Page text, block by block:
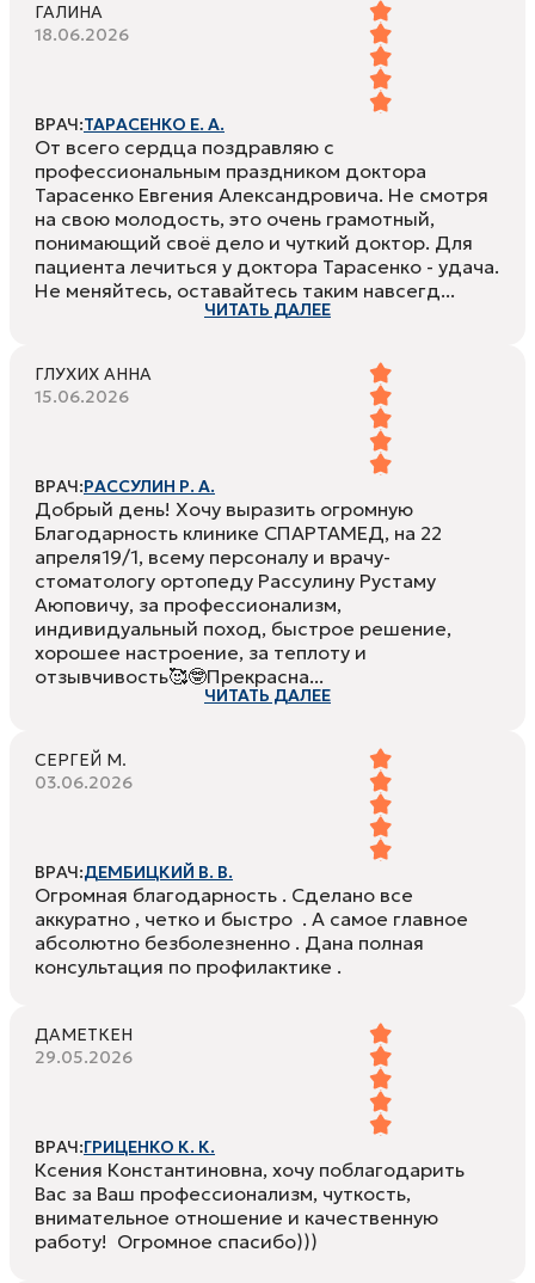
ГАЛИНА
18.06.2026
ВРАЧ:ТАРАСЕНКО Е. А.
От всего сердца поздравляю с
профессиональным праздником доктора
Тарасенко Евгения Александровича. Не смотря
на свою молодость, это очень грамотный,
понимающий своё дело и чуткий доктор. Для
пациента лечиться у доктора Тарасенко - удача.
Не меняйтесь, оставайтесь таким навсегд...
ЧИТАТЬ ДАЛЕЕ
ГЛУХИХ АННА
15.06.2026
ВРАЧ:РАССУЛИН Р. А.
Добрый день! Хочу выразить огромную
Благодарность клинике СПАРТАМЕД, на 22
апреля19/1, всему персоналу и врачу-
стоматологу ортопеду Рассулину Рустаму
Аюповичу, за профессионализм,
индивидуальный поход, быстрое решение,
хорошее настроение, за теплоту и
отзывчивость🥰🤓Прекрасна...
ЧИТАТЬ ДАЛЕЕ
СЕРГЕЙ М.
03.06.2026
ВРАЧ:ДЕМБИЦКИЙ В. В.
Огромная благодарность . Сделано все
аккуратно , четко и быстро . А самое главное
абсолютно безболезненно . Дана полная
консультация по профилактике .
ДАМЕТКЕН
29.05.2026
ВРАЧ:ГРИЦЕНКО К. К.
Ксения Константиновна, хочу поблагодарить
Вас за Ваш профессионализм, чуткость,
внимательное отношение и качественную
работу! Огромное спасибо)))